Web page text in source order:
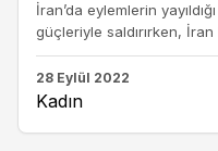
İran’da eylemlerin
güçleriyle saldırırken, İran
28 Eylül 2022
Kadın